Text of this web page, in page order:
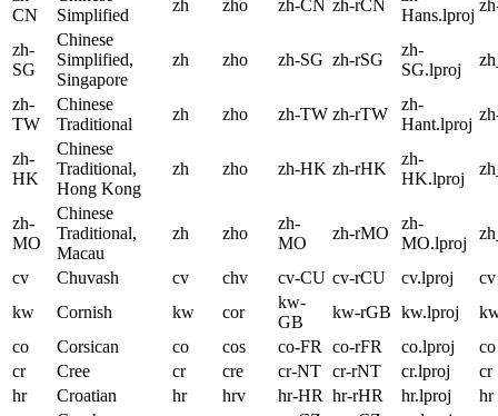
CN
Simplified
zh zho zh-CN zh-rCN
Hans.lproj
zh-
SG
Chinese
Simplified,
Singapore
zh zho zh-SG zh-rSG
zh-
SG.lproj
zh-
TW
Chinese
Traditional
zh zho zh-TW zh-rTW
zh-
Hant.lproj
zh-
HK
Chinese
Traditional,
Hong Kong
zh zho zh-HK zh-rHK
zh-
HK.lproj
zh-
MO
Chinese
Traditional,
Macau
zh zho
zh-
MO
zh-rMO
zh-
MO.lproj
cv Chuvash cv chv cv-CU cv-rCU cv.lproj
cv
kw
Cornish kw cor
kw-
GB
kw-rGB kw.lproj
co
Corsican co cos co-FR co-rFR co.lproj
co
cr
Cree cr cre cr-NT cr-rNT cr.lproj
cr
hr
Croatian hr hrv hr-HR hr-rHR hr.lproj
hr